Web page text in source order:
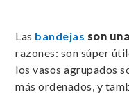
Las bandejas son
razones: son súper
los vasos agrupados
más ordenados, y